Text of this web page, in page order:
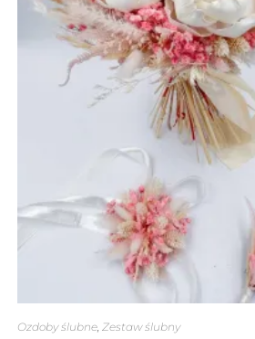
Ozdoby ślubne, Zestaw ślubny